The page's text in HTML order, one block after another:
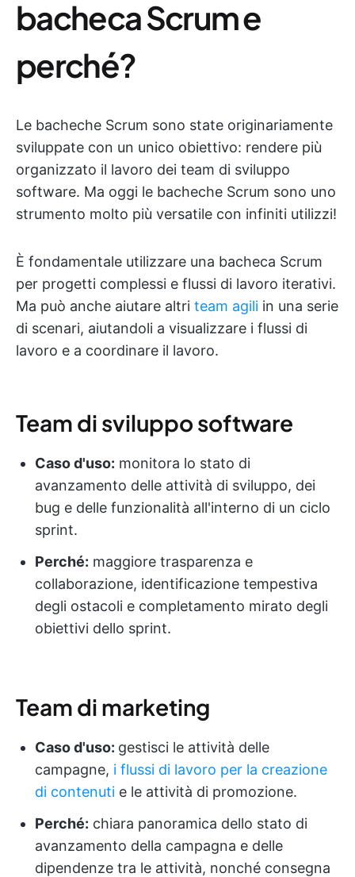
bacheca Scrum e
perché?
Le bacheche Scrum sono state originariamente
sviluppate con un unico obiettivo: rendere più
organizzato il lavoro dei team di sviluppo
software. Ma oggi le bacheche Scrum sono uno
strumento molto più versatile con infiniti utilizzi!
È fondamentale utilizzare una bacheca Scrum
per progetti complessi e flussi di lavoro iterativi.
Ma può anche aiutare altri team agili in una serie
di scenari, aiutandoli a visualizzare i flussi di
lavoro e a coordinare il lavoro.
Team di sviluppo software
Caso d'uso: monitora lo stato di
avanzamento delle attività di sviluppo, dei
bug e delle funzionalità all'interno di un ciclo
sprint.
Perché: maggiore trasparenza e
collaborazione, identificazione tempestiva
degli ostacoli e completamento mirato degli
obiettivi dello sprint.
Team di marketing
Caso d'uso: gestisci le attività delle
campagne, i flussi di lavoro per la creazione
di contenuti e le attività di promozione.
Perché: chiara panoramica dello stato di
avanzamento della campagna e delle
dipendenze tra le attività, nonché consegna